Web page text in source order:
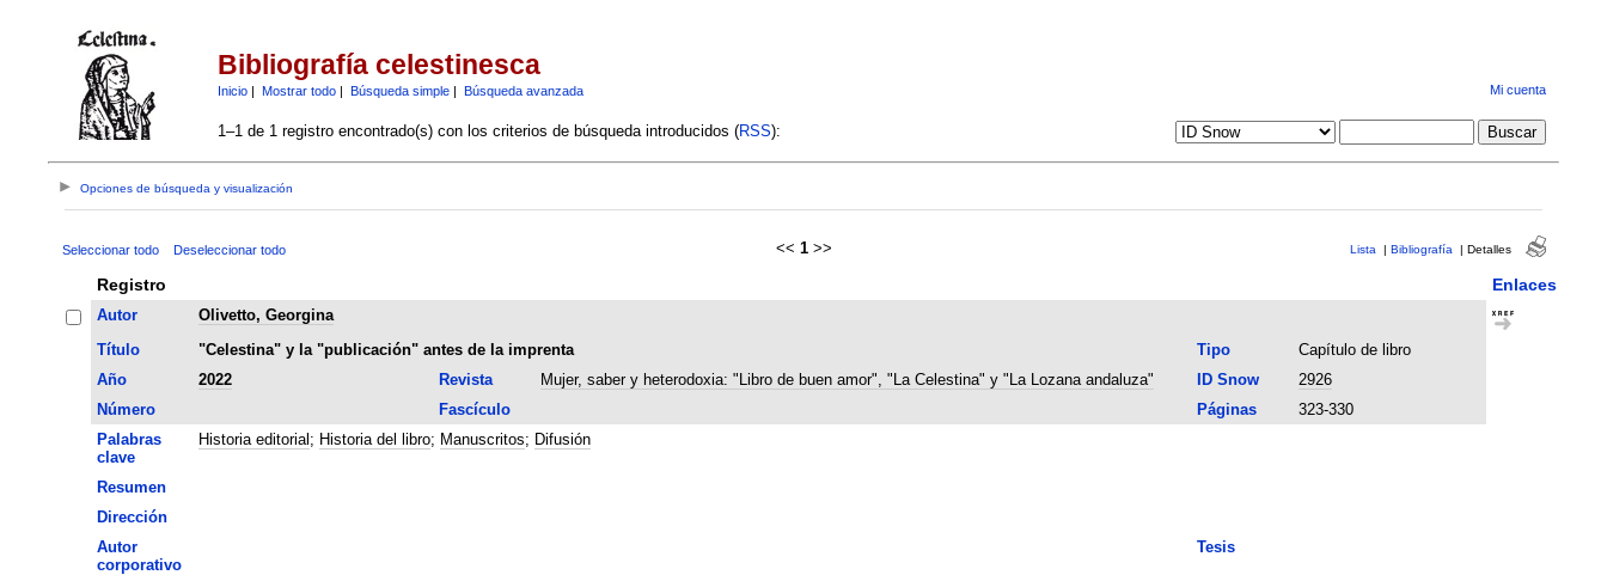
Bibliografía celestinesca
Inicio| Mostrar todo| Búsqueda simple| Búsqueda avanzada Mi cuenta
1–1 de 1 registro encontrado(s) con los criterios de búsqueda introducidos (RSS):
Opciones de búsqueda y visualización
Seleccionar todo Deseleccionar todo << 1 >> Lista | Bibliografía | Detalles
Registro Enlaces
Autor
Olivetto, Georgina
Título
"Celestina" y la "publicación" antes de la imprenta Tipo
Capítulo de libro
Año
2022 Revista Mujer, saber y heterodoxia: "Libro de buen amor", "La Celestina" y "La Lozana andaluza" ID Snow
2926
Número
Fascículo Páginas
323-330
Palabras
clave
Historia editorial ; Historia del libro; Manuscritos; Difusión
Resumen
Dirección
Autor
corporativo
Tesis